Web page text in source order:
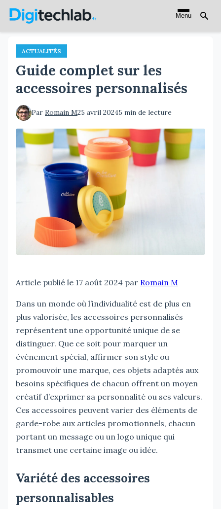
Aller
principal
Menu
ACTUALITÉS
Guide complet sur les
accessoires personnalisés
Par Romain M25 avril 20245 min de lecture
Article publié le 17 août 2024 par Romain M
Dans un monde où l’individualité est de plus en
plus valorisée, les accessoires personnalisés
représentent une opportunité unique de se
distinguer. Que ce soit pour marquer un
événement spécial, affirmer son style ou
promouvoir une marque, ces objets adaptés aux
besoins spécifiques de chacun offrent un moyen
créatif d’exprimer sa personnalité ou ses valeurs.
Ces accessoires peuvent varier des éléments de
garde-robe aux articles promotionnels, chacun
portant un message ou un logo unique qui
transmet une certaine image ou idée.
Variété des accessoires
personnalisables